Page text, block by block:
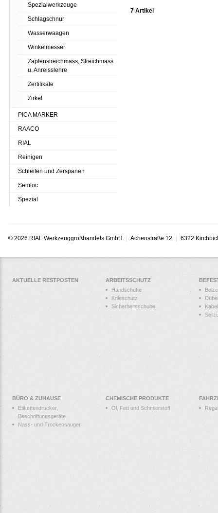
7 Artikel
Spezialwerkzeuge
Schlagschnur
Wasserwaagen
Winkelmesser
Zapfenstreichmass, Streichmass
u. Anreisslehre
Zertifikate
Zirkel
PICA MARKER
RAACO
RIAL
Reinigen
Schleifen und Zerspanen
Semloc
Spezial
© 2026 RIAL Werkzeuggroßhandels GmbH Achenstraße 12 6322
AKTUELLE RESTPOSTEN
ARBEITSSCHUTZ
Handschuhe
Knieschutz
Sicherheitsschuhe
Dübel
BÜRO & ZUHAUSE
Etikettendrucker,
Beschriftungsgeräte
Nass- und Trockensauger
CHEMISCHE PRODUKTE
Öl, Fett und Schmierstoff